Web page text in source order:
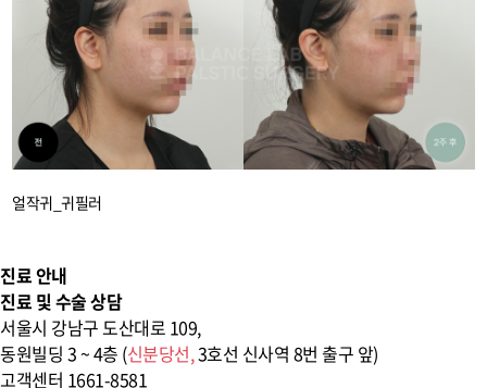
얼작귀_귀필러
진료 안내
진료 및 수술 상담
서울시 강남구 도산대로 109,
동원빌딩 3 ~ 4층 (신분당선,3호선 신사역 8번 출구 앞)
고객센터 1661-8581